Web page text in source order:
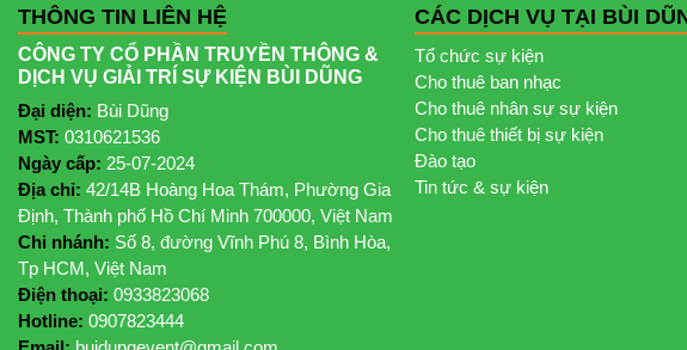
THÔNG TIN LIÊN HỆ
CÔNG TY CỔ PHẦN TRUYỀN THÔNG &
DỊCH VỤ GIẢI TRÍ SỰ KIỆN BÙI DŨNG
Đại diện: Bùi Dũng
MST: 0310621536
Ngày cấp: 25-07-2024
Địa chỉ: 42/14B Hoàng Hoa Thám, Phường Gia
Định, Thành phố Hồ Chí Minh 700000, Việt Nam
Chi nhánh: Số 8, đường Vĩnh Phú 8, Bình Hòa,
Tp HCM, Việt Nam
Điện thoại: 0933823068
Hotline: 0907823444
CÁC DỊCH VỤ TẠI BÙI
Tổ chức sự kiện
Cho thuê ban nhạc
Cho thuê nhân sự sự kiện
Cho thuê thiết bị sự kiện
Đào tạo
Tin tức & sự kiện